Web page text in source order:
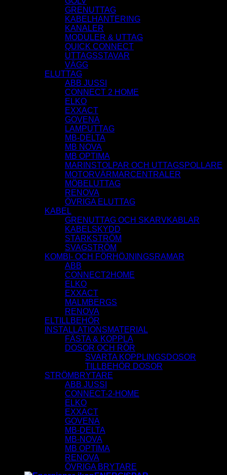
GRENUTTAG
KABELHANTERING
KANALER
MODULER & UTTAG
QUICK CONNECT
UTTAGSSTAVAR
VÄGG
ELUTTAG
ABB JUSSI
CONNECT 2 HOME
ELKO
EXXACT
GOVENA
LAMPUTTAG
MB-DELTA
MB NOVA
MB OPTIMA
MARINSTOLPAR OCH UTTAGSPOLLARE
MOTORVÄRMARCENTRALER
MÖBELUTTAG
RENOVA
ÖVRIGA ELUTTAG
KABEL
GRENUTTAG OCH SKARVKABLAR
KABELSKYDD
STARKSTRÖM
SVAGSTRÖM
KOMBI- OCH FÖRHÖJNINGSRAMAR
ABB
CONNECT2HOME
ELKO
EXXACT
MALMBERGS
RENOVA
ELTILLBEHÖR
INSTALLATIONSMATERIAL
FÄSTA & KOPPLA
DOSOR OCH RÖR
SVARTA KOPPLINGSDOSOR
TILLBEHÖR DOSOR
STRÖMBRYTARE
ABB JUSSI
CONNECT-2-HOME
ELKO
EXXACT
GOVENA
MB-DELTA
MB-NOVA
MB OPTIMA
RENOVA
ÖVRIGA BRYTARE